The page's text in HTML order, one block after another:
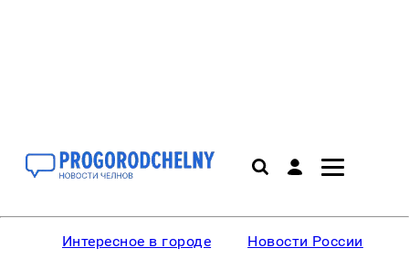
Интересное в городе Новости России